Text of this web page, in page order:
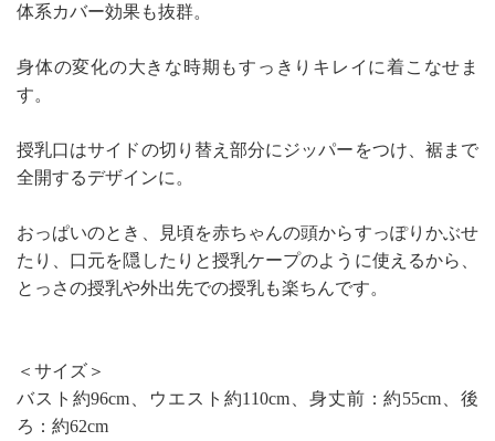
体系カバー効果も抜群。
身体の変化の大きな時期もすっきりキレイに着こなせま
す。
授乳口はサイドの切り替え部分にジッパーをつけ、裾まで
全開するデザインに。
おっぱいのとき、見頃を赤ちゃんの頭からすっぽりかぶせ
たり、口元を隠したりと授乳ケープのように使えるから、
とっさの授乳や外出先での授乳も楽ちんです。
＜サイズ＞
バスト約96cm、ウエスト約110cm、身丈前：約55cm、後
ろ：約62cm